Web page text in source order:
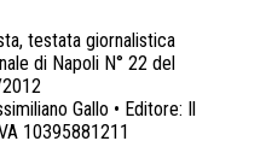
testata giornalistica
di Napoli N° 22 del
Gallo • Editore: Il
10395881211